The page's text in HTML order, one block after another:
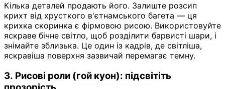
Кілька деталей продають його. Залиште розсип
крихт від хрусткого в'єтнамського багета — ця
крихка скоринка є фірмовою рисою. Використовуйте
яскраве бічне світло, щоб розділити барвисті шари, і
знімайте зблизька. Це один із кадрів, де світліша,
яскравіша поверхня зазвичай перемагає темну.
3. Рисові роли (гой куон): підсвітіть